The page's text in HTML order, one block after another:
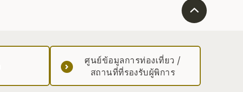
ศูนย์ข้อมูลการท่องเที่ยว /
สถานที่ที่รองรับผู้พิการ